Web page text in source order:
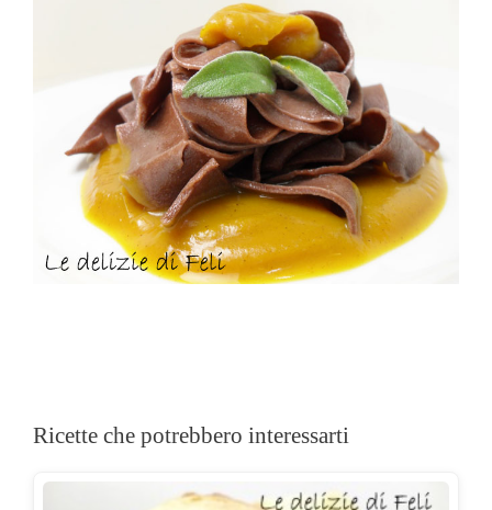
Ricette che potrebbero interessarti